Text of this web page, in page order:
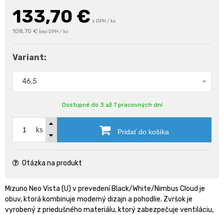
133,70 € s DPH / ks
108,70 € bez DPH / ks
Variant:
46,5
Dostupné do 3 až 7 pracovných dní
ks Pridať do košíka
Otázka na produkt
Mizuno Neo Vista (U) v prevedení Black/White/Nimbus Cloud je
obuv, ktorá kombinuje moderný dizajn a pohodlie. Zvršok je
vyrobený z priedušného materiálu, ktorý zabezpečuje ventiláciu,